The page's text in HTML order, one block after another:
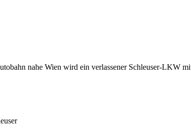
nahe Wien wird ein verlassener Schleuser-LKW